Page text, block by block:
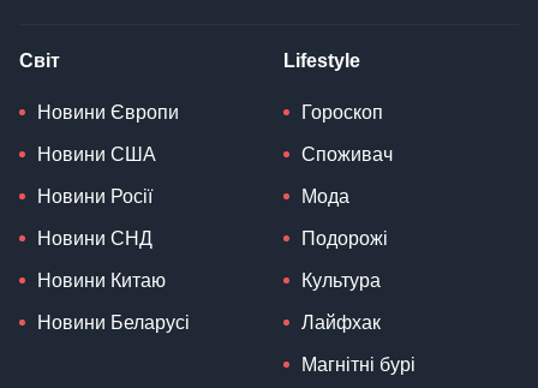
Світ
Новини Європи
Новини США
Новини Росії
Новини СНД
Новини Китаю
Новини Беларусі
Lifestyle
Гороскоп
Споживач
Мода
Подорожі
Культура
Лайфхак
Магнітні бурі